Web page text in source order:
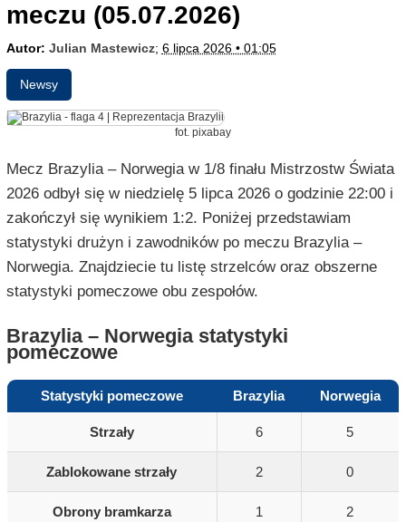
meczu (05.07.2026)
Autor: Julian Mastewicz; 6 lipca 2026 • 01:05
Newsy
fot. pixabay
Mecz Brazylia – Norwegia w 1/8 finału Mistrzostw Świata
2026 odbył się w niedzielę 5 lipca 2026 o godzinie 22:00 i
zakończył się wynikiem 1:2. Poniżej przedstawiam
statystyki drużyn i zawodników po meczu Brazylia –
Norwegia. Znajdziecie tu listę strzelców oraz obszerne
statystyki pomeczowe obu zespołów.
Brazylia – Norwegia statystyki
pomeczowe
Statystyki pomeczowe Brazylia Norwegia
Strzały 6 5
Zablokowane strzały 2 0
Obrony bramkarza 1 2